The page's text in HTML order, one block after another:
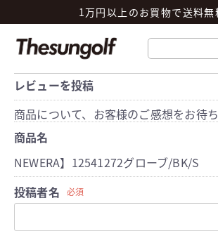
1万円以上のお買物で送料無
レビューを投稿
商品について、お客様のご感想をお待ち
商品名
NEWERA】12541272グローブ/BK/S
投稿者名
必須